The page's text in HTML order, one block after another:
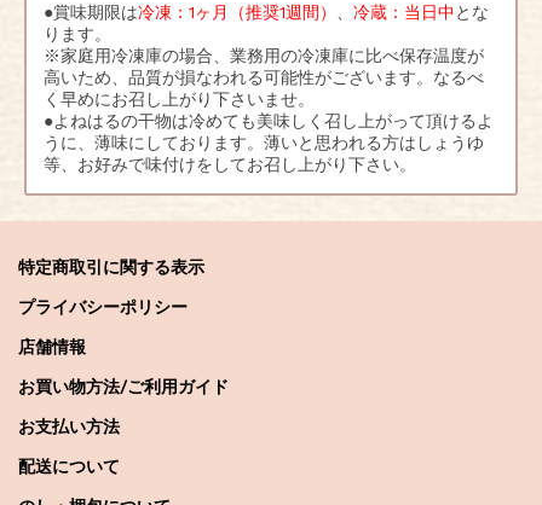
●賞味期限は冷凍：1ヶ月（推奨1週間） 冷蔵：当日中とな
ります。
※家庭用冷凍庫の場合、業務用の冷凍庫に比べ保存温度が
高いため、品質が損なわれる可能性がございます。なるべ
く早めにお召し上がり下さいませ。
●よねはるの干物は冷めても美味しく召し上がって頂けるよ
うに、薄味にしております。薄いと思われる方はしょうゆ
等、お好みで味付けをしてお召し上がり下さい。
特定商取引に関する表示
プライバシーポリシー
店舗情報
お買い物方法/ご利用ガイド
お支払い方法
配送について